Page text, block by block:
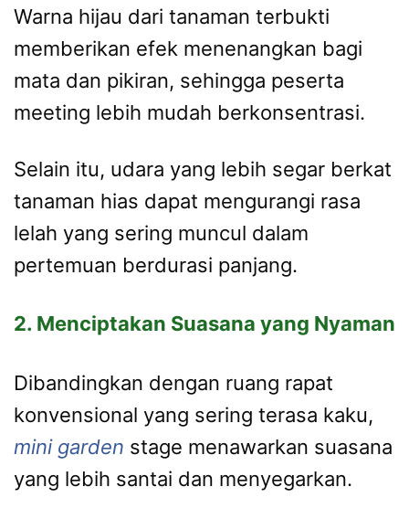
Warna hijau dari tanaman terbukti
memberikan efek menenangkan bagi
mata dan pikiran, sehingga peserta
meeting lebih mudah berkonsentrasi.
Selain itu, udara yang lebih segar berkat
tanaman hias dapat mengurangi rasa
lelah yang sering muncul dalam
pertemuan berdurasi panjang.
2. Menciptakan Suasana yang Nyaman
Dibandingkan dengan ruang rapat
konvensional yang sering terasa kaku,
mini garden stage menawarkan suasana
yang lebih santai dan menyegarkan.